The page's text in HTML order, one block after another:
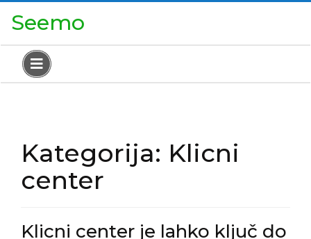
Seemo
Kategorija: Klicni
center
Klicni center je lahko ključ do